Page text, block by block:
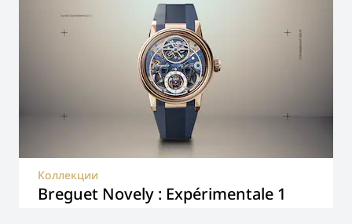
Breguet Novely : Expérimentale 1
Коллекции